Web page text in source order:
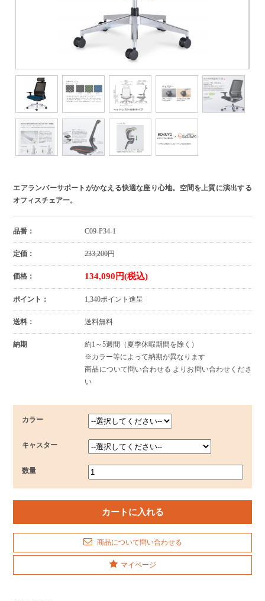
エアランバーサポートがかなえる快適な座り心地。空間を上質に演出する
オフィスチェアー。
品番： C09-P34-1
定価： 233,200円
価格： 134,090円(税込)
ポイント： 1,340ポイント進呈
送料： 送料無料
納期
約1～5週間（夏季休暇期間を除く）
※カラー等によって納期が異なります
商品について問い合わせる よりお問い合わせくださ
い
カラー
キャスター
数量
商品について問い合わせる
マイページ